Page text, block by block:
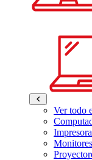
Ver todo
Monitores